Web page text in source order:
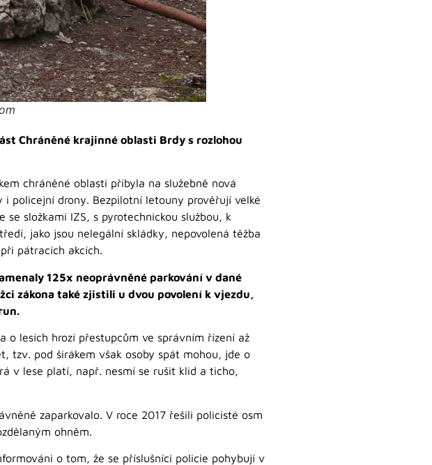
Chráněné krajinné oblasti Brdy s rozlohou
chráněné oblasti přibyla na služebně nová
policejní drony. Bezpilotní letouny prověřují velké
složkami IZS, s pyrotechnickou službou, k
jako jsou nelegální skládky, nepovolená těžba
pátracích akcích.
125x neoprávněné parkování v dané
zákona také zjistili u dvou povolení k vjezdu,
o lesích hrozí přestupcům ve správním řízení až
tzv. pod širákem však osoby spát mohou, jde o
v lese platí, např. nesmí se rušit klid a ticho,
zaparkovalo. V roce 2017 řešili policisté osm
ohněm.
o tom, že se příslušníci policie pohybují v